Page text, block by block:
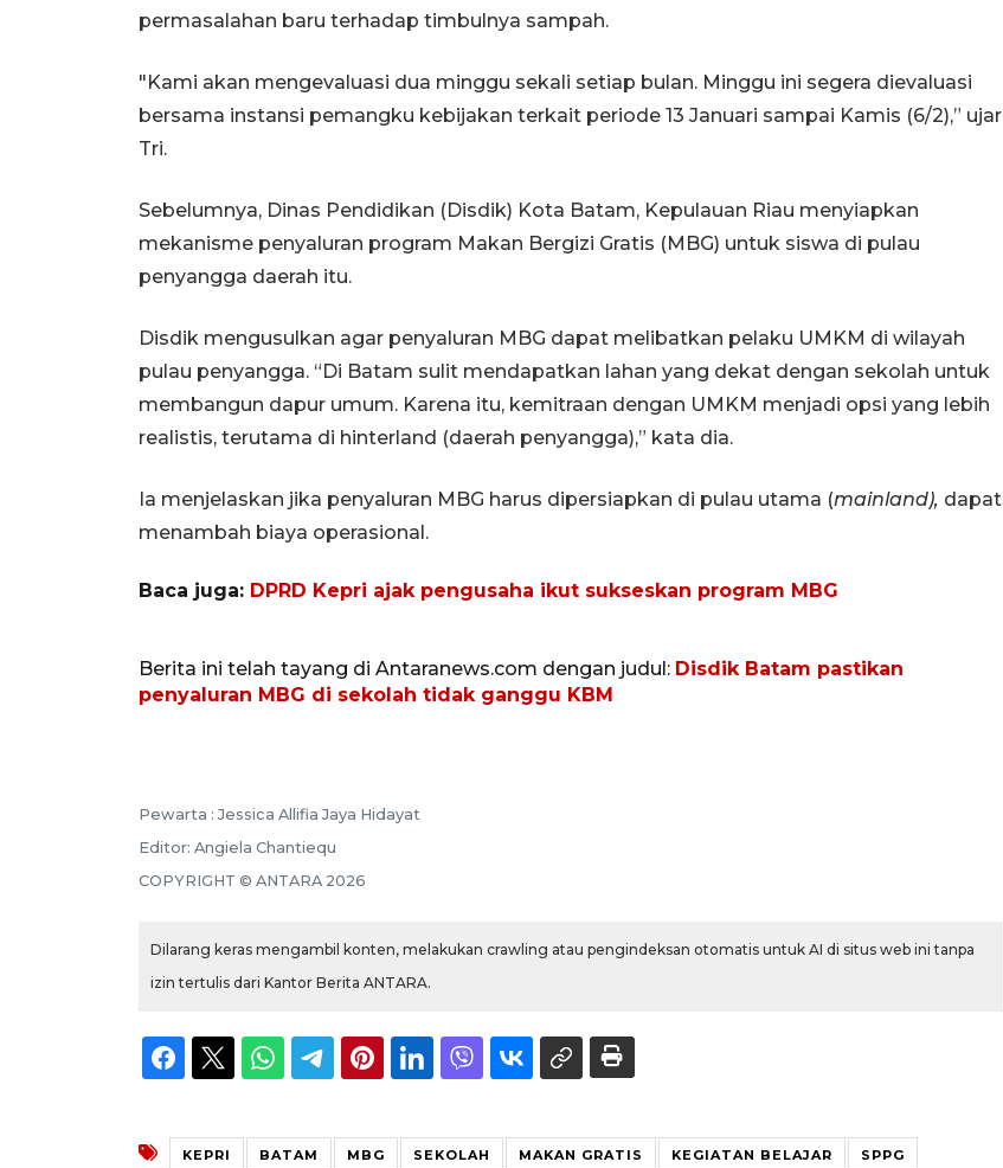
permasalahan baru terhadap timbulnya sampah.
"Kami akan mengevaluasi dua minggu sekali setiap bulan. Minggu ini segera dievaluasi
bersama instansi pemangku kebijakan terkait periode 13 Januari sampai Kamis (6/2),” ujar
Tri.
Sebelumnya, Dinas Pendidikan (Disdik) Kota Batam, Kepulauan Riau menyiapkan
mekanisme penyaluran program Makan Bergizi Gratis (MBG) untuk siswa di pulau
penyangga daerah itu.
Disdik mengusulkan agar penyaluran MBG dapat melibatkan pelaku UMKM di wilayah
pulau penyangga. “Di Batam sulit mendapatkan lahan yang dekat dengan sekolah untuk
membangun dapur umum. Karena itu, kemitraan dengan UMKM menjadi opsi yang lebih
realistis, terutama di hinterland (daerah penyangga),” kata dia.
Ia menjelaskan jika penyaluran MBG harus dipersiapkan di pulau utama (mainland), dapat
menambah biaya operasional.
Baca juga: DPRD Kepri ajak pengusaha ikut sukseskan program MBG
Berita ini telah tayang di Antaranews.com dengan judul: Disdik Batam pastikan
penyaluran MBG di sekolah tidak ganggu KBM
Pewarta : Jessica Allifia Jaya Hidayat
Editor: Angiela Chantiequ
COPYRIGHT © ANTARA 2026
Dilarang keras mengambil konten, melakukan crawling atau pengindeksan otomatis untuk AI di situs web ini tanpa
izin tertulis dari Kantor Berita ANTARA.
KEPRI BATAM MBG SEKOLAH MAKAN GRATIS KEGIATAN BELAJAR SPPG
Distribusi logistik pemilu
gunakan mobil jenazah
08 February 2024 15:30 WIB, 2024